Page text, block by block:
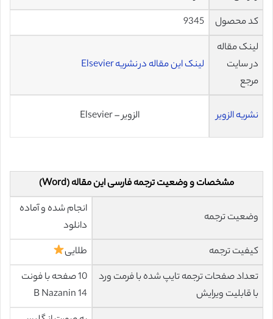
کد محصول
9345
لینک مقاله
در سایت
مرجع
لینک این مقاله در نشریه Elsevier
نشریه الزویر الزویر – Elsevier
مشخصات و وضعیت ترجمه فارسی این مقاله (Word)
وضعیت ترجمه
انجام شده و آماده
دانلود
کیفیت ترجمه
طلایی
تعداد صفحات ترجمه تایپ شده با فرمت ورد
با قابلیت ویرایش
10 صفحه با فونت
14 B Nazanin